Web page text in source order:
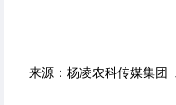
来源：杨凌农科传媒集团